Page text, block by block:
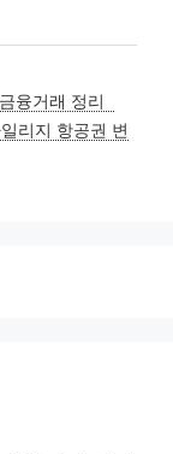
융거래 정리
리지 항공권 변